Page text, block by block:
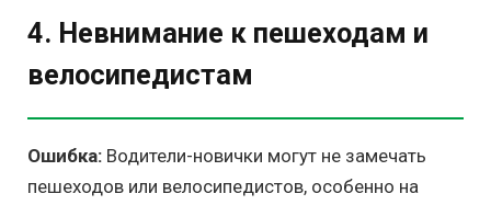
4. Невнимание к пешеходам и
велосипедистам
Ошибка: Водители-новички могут не замечать
пешеходов или велосипедистов, особенно на